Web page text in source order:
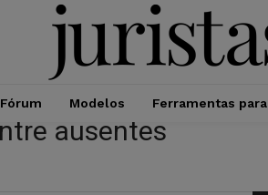
Fórum Modelos Ferramentas para
ausentes